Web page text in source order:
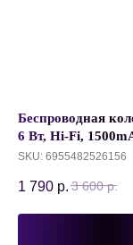
Беспроводная
6 Вт, Hi-Fi,
RSK-W38
SKU: 6955482526156
1 790 р. 3 600 р.